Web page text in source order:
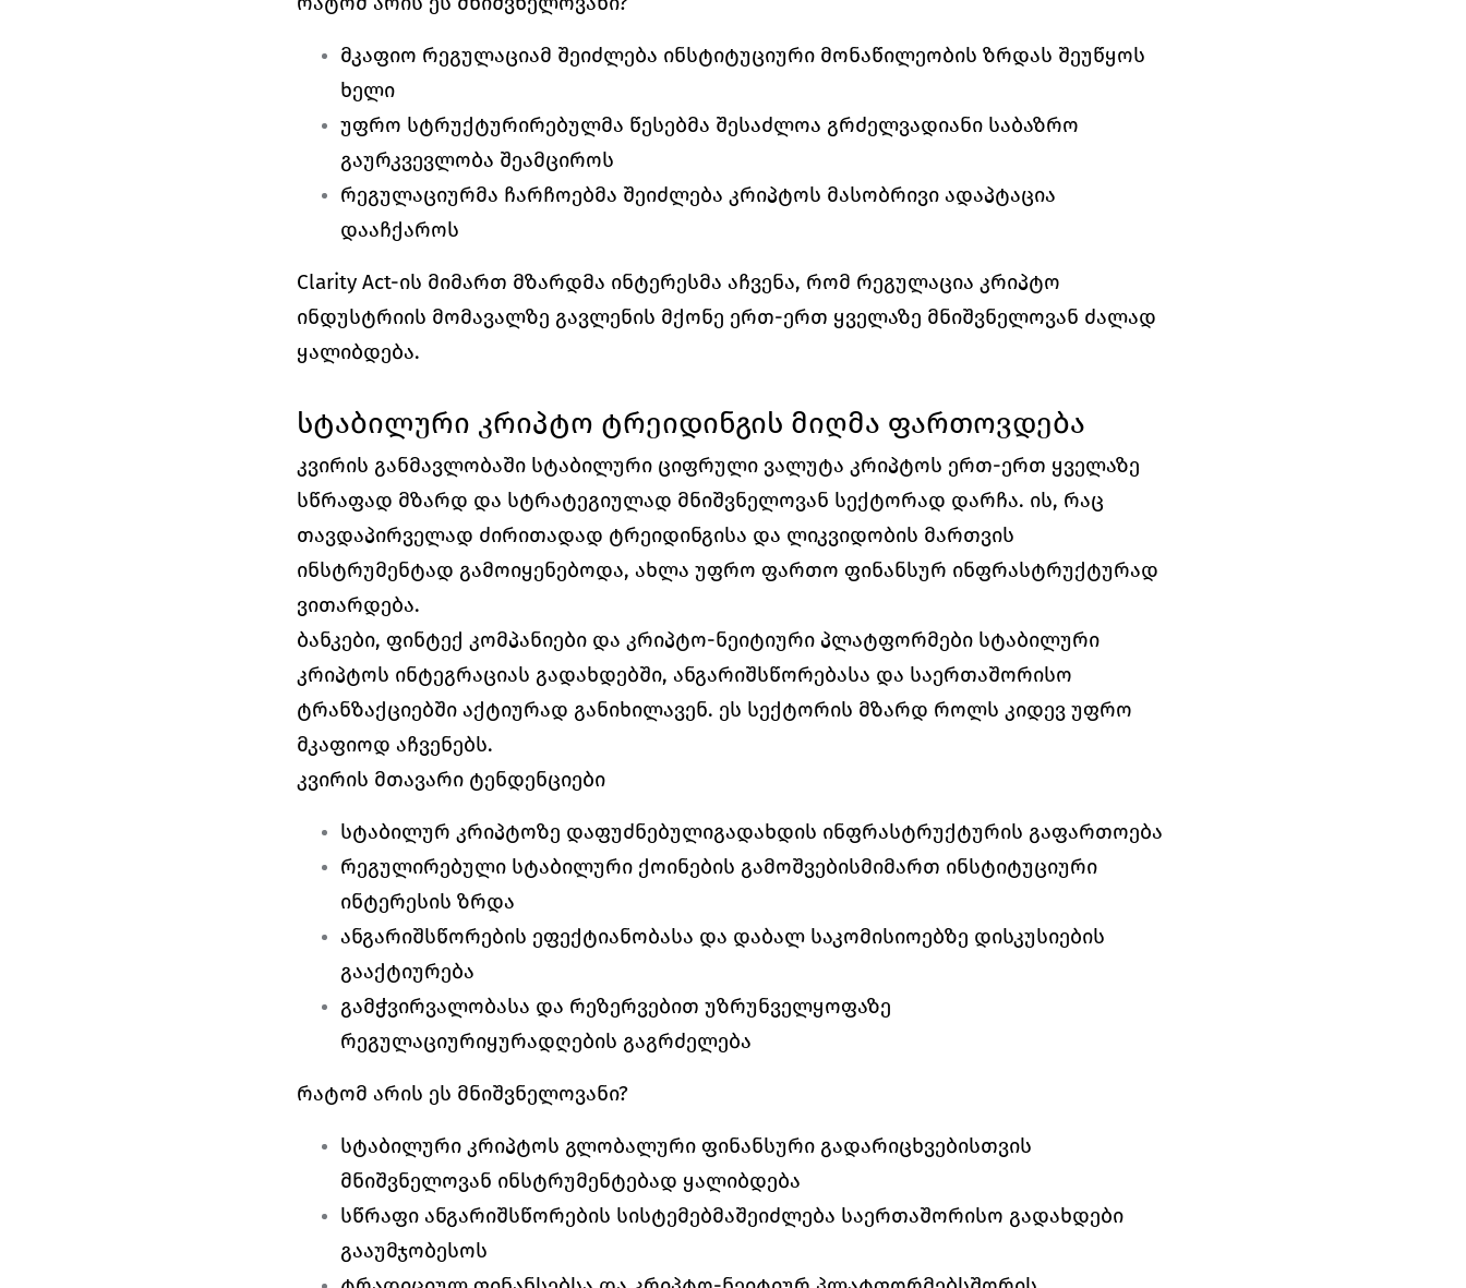
მკაფიო რეგულაციამ შეიძლება ინსტიტუციური მონაწილეობის ზრდას შეუწყოს
ხელი
უფრო სტრუქტურირებულმა წესებმა შესაძლოა გრძელვადიანი საბაზრო
გაურკვევლობა შეამციროს
რეგულაციურმა ჩარჩოებმა შეიძლება კრიპტოს მასობრივი ადაპტაცია
დააჩქაროს
Clarity Act-ის მიმართ მზარდმა ინტერესმა აჩვენა, რომ რეგულაცია კრიპტო
ინდუსტრიის მომავალზე გავლენის მქონე ერთ-ერთ ყველაზე მნიშვნელოვან ძალად
ყალიბდება.
სტაბილური კრიპტო ტრეიდინგის მიღმა ფართოვდება
კვირის განმავლობაში სტაბილური ციფრული ვალუტა კრიპტოს ერთ-ერთ ყველაზე
სწრაფად მზარდ და სტრატეგიულად მნიშვნელოვან სექტორად დარჩა. ის, რაც
თავდაპირველად ძირითადად ტრეიდინგისა და ლიკვიდობის მართვის
ინსტრუმენტად გამოიყენებოდა, ახლა უფრო ფართო ფინანსურ ინფრასტრუქტურად
ვითარდება.
ბანკები, ფინტექ კომპანიები და კრიპტო-ნეიტიური პლატფორმები სტაბილური
კრიპტოს ინტეგრაციას გადახდებში, ანგარიშსწორებასა და საერთაშორისო
ტრანზაქციებში აქტიურად განიხილავენ. ეს სექტორის მზარდ როლს კიდევ უფრო
მკაფიოდ აჩვენებს.
კვირის მთავარი ტენდენციები
სტაბილურ კრიპტოზე დაფუძნებულიგადახდის ინფრასტრუქტურის გაფართოება
რეგულირებული სტაბილური ქოინების გამოშვებისმიმართ ინსტიტუციური
ინტერესის ზრდა
ანგარიშსწორების ეფექტიანობასა და დაბალ საკომისიოებზე დისკუსიების
გააქტიურება
გამჭვირვალობასა და რეზერვებით უზრუნველყოფაზე
რეგულაციურიყურადღების გაგრძელება
რატომ არის ეს მნიშვნელოვანი?
სტაბილური კრიპტოს გლობალური ფინანსური გადარიცხვებისთვის
მნიშვნელოვან ინსტრუმენტებად ყალიბდება
სწრაფი ანგარიშსწორების სისტემებმაშეიძლება საერთაშორისო გადახდები
გააუმჯობესოს